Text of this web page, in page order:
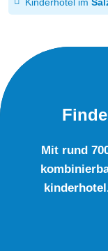
Kinderhotel im
Mit rund